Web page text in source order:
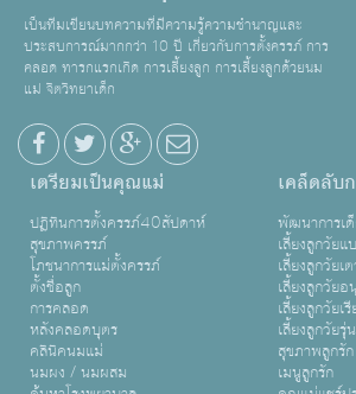
เป็นทีมเขียนบทความที่มีความรู้ความชำนาญและ
ประสบการณ์มากกว่า 10 ปี เกี่ยวกับการตั้งครรภ์ การ
คลอด ทารกแรกเกิด การเลี้ยงลูก การเลี้ยงลูกด้วยนม
แม่ จิตวิทยาเด็ก
เตรียมเป็นคุณแม่
ปฏิทินการตั้งครรภ์40สัปดาห์
สุขภาพครรภ์
โภชนาการแม่ตั้งครรภ์
ตั้งชื่อลูก
การคลอด
หลังคลอดบุตร
คลินิคนมแม่
นมผง / นมผสม
เคล็ดลับ
พัฒนาการเ
เลี้ยงลูกวัยแ
เลี้ยงลูกวัยเต
เลี้ยงลูกวัยอ
เลี้ยงลูกวัยเ
เลี้ยงลูกวัยรุ่น
สุขภาพลูกรัก
เมนูลูกรัก